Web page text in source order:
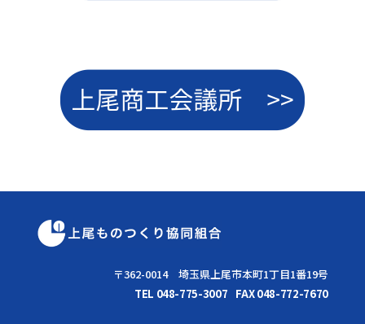
〒362-0014 埼玉県上尾市本町1丁目1番19号
TEL 048-775-3007 FAX 048-772-7670